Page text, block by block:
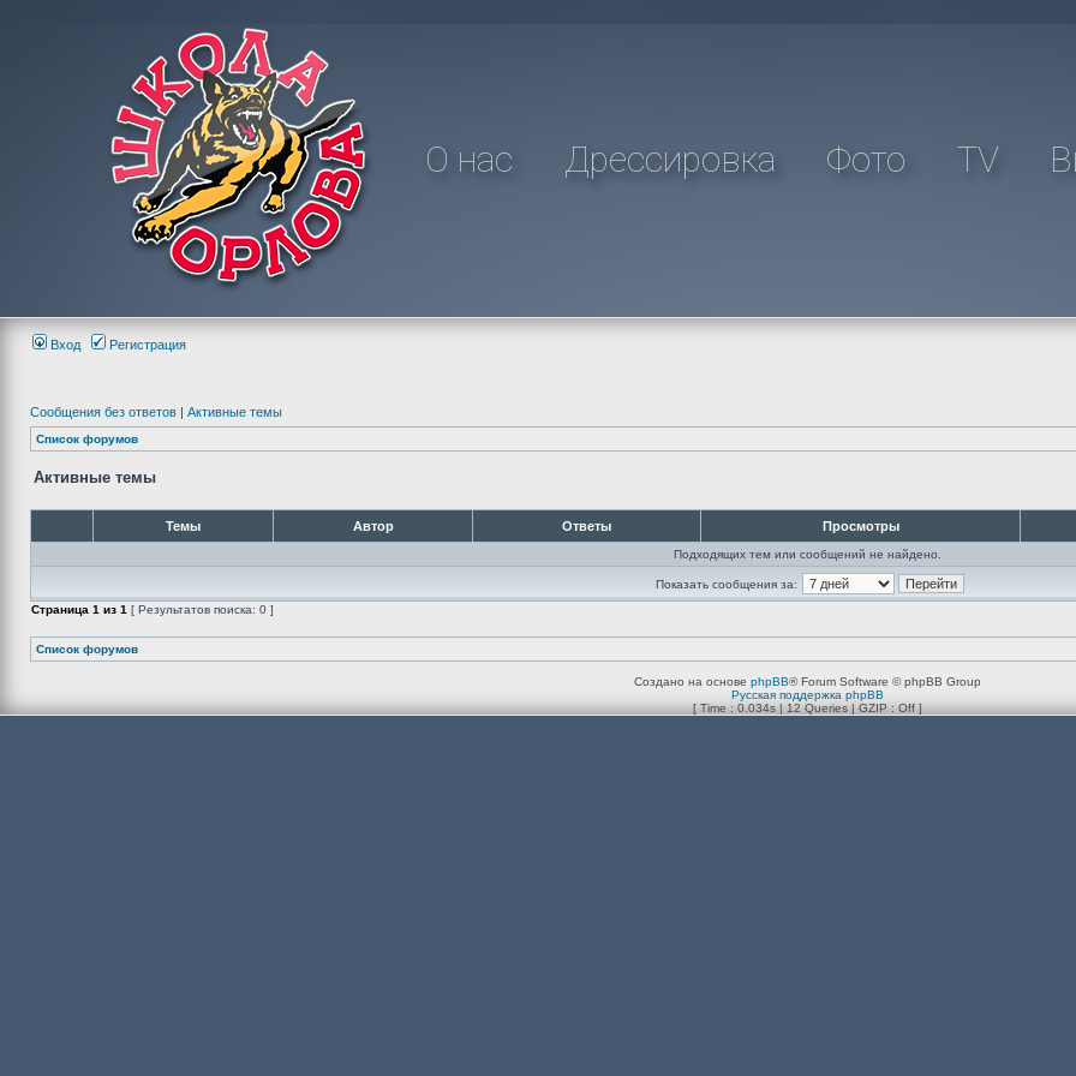
О нас Дрессировка Фото TV
Вход Регистрация
Сообщения без ответов | Активные темы
Список форумов
Активные темы
Темы Автор Ответы Просмотры
Подходящих тем или сообщений не найдено.
Показать сообщения за:
Страница 1 из 1 [ Результатов поиска: 0 ]
Список форумов
Создано на основе phpBB® Forum Software © phpBB Group
Русская поддержка phpBB
[ Time : 0.034s | 12 Queries | GZIP : Off ]